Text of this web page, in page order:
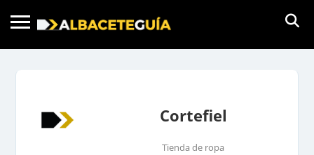
Cortefiel
Tienda de ropa